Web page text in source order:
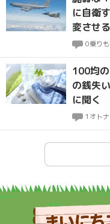
に自衛
変させ
0乗り
100均
の銭失
に聞く
1 オト